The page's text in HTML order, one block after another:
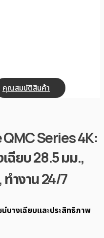
คุณสมบัติสินค้า
Series 4K:
ฉียบ 28.5 มม.,
ำงาน 24/7
างเฉียบและประสิทธิภาพ